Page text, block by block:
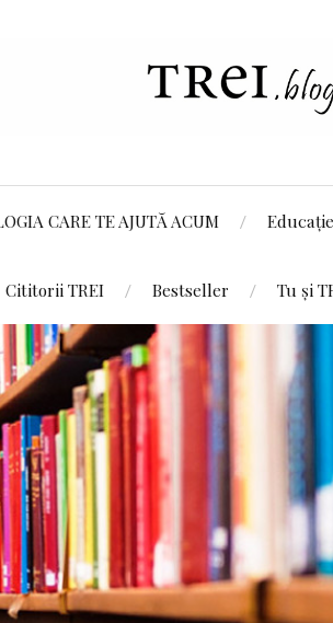
CARE TE AJUTĂ ACUM Educație
Cititorii TREI Bestseller Tu și